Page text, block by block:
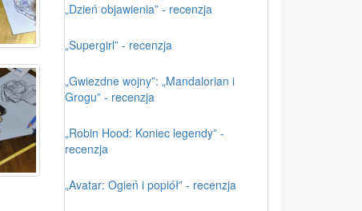
„Dzień objawienia” - recenzja
„Supergirl” - recenzja
„Gwiezdne wojny”: „Mandalorian i
Grogu” - recenzja
„Robin Hood: Koniec legendy” -
recenzja
„Avatar: Ogień i popiół” - recenzja